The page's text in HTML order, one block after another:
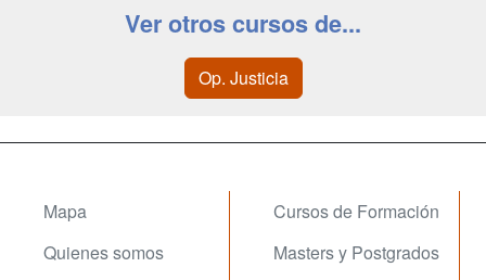
Ver otros cursos de...
Op. Justicia
Mapa
Quienes somos
Cursos de Formación
Masters y Postgrados